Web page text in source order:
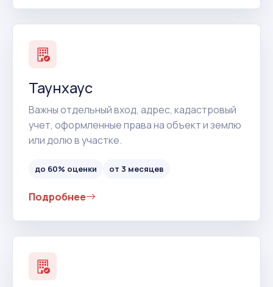
Таунхаус
Важны отдельный вход, адрес, кадастровый
учет, оформленные права на объект и землю
или долю в участке.
до 60% оценки от 3 месяцев
Подробнее